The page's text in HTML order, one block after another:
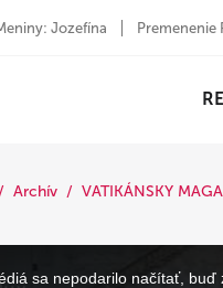
Jozefína Premenenie
Archív VATIKÁNSKY
sa nepodarilo načítať, buď